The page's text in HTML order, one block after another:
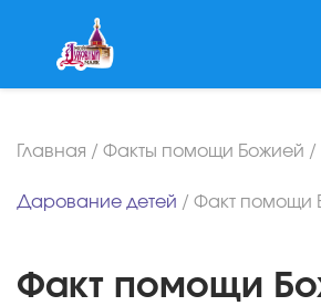
Главная / Факты помощи Божией /
Дарование детей / Факт помощи
Факт помощи